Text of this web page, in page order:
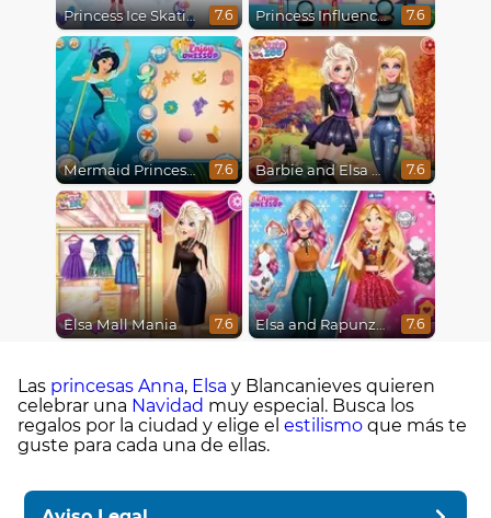
Princess Ice Skating Adventure 7.6 Princess Influencer Winter Wonderland 7.6
Mermaid Princesses 7.6 Barbie and Elsa Autumn Patterns 7.6
Elsa Mall Mania 7.6 Elsa and Rapunzel Princess Rivalry 7.6
Las princesas Anna, Elsa y Blancanieves quieren
celebrar una Navidad muy especial. Busca los
regalos por la ciudad y elige el estilismo que más te
guste para cada una de ellas.